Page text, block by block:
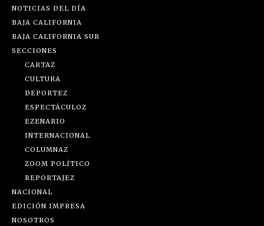
NOTICIAS DEL DÍA
BAJA CALIFORNIA
BAJA CALIFORNIA SUR
SECCIONES
CARTAZ
CULTURA
DEPORTEZ
ESPECTÁCULOZ
EZENARIO
INTERNACIONAL
COLUMNAZ
ZOOM POLÍTICO
REPORTAJEZ
NACIONAL
EDICIÓN IMPRESA
NOSOTROS